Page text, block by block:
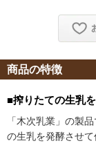
商品の特徴
■搾りたての生乳
「木次乳業」の製
の生乳を発酵させて